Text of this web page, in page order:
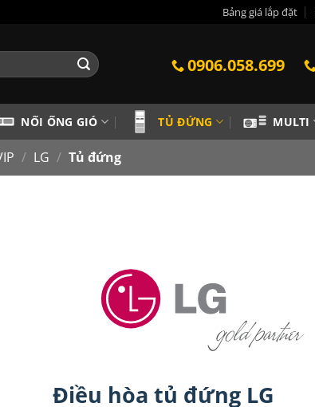
Bảng giá lắp đặt
0906.058.699
NỐI ỐNG GIÓ TỦ ĐỨNG MULTI
/ LG / Tủ đứng
Điều hòa tủ đứng LG